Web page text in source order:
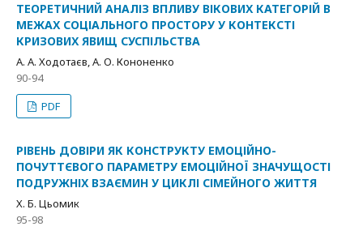
ТЕОРЕТИЧНИЙ АНАЛІЗ ВПЛИВУ ВІКОВИХ КАТЕГОРІЙ В
МЕЖАХ СОЦІАЛЬНОГО ПРОСТОРУ У КОНТЕКСТІ
КРИЗОВИХ ЯВИЩ СУСПІЛЬСТВА
А. А. Ходотаєв, А. О. Кононенко
90-94
PDF
РІВЕНЬ ДОВІРИ ЯК КОНСТРУКТУ ЕМОЦІЙНО-
ПОЧУТТЄВОГО ПАРАМЕТРУ ЕМОЦІЙНОЇ ЗНАЧУЩОСТІ
ПОДРУЖНІХ ВЗАЄМИН У ЦИКЛІ СІМЕЙНОГО ЖИТТЯ
Х. Б. Цьомик
95-98